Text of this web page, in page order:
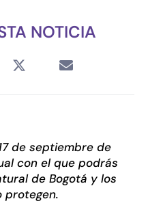
NOTICIA
de septiembre de
con el que podrás
de Bogotá y los
protegen.